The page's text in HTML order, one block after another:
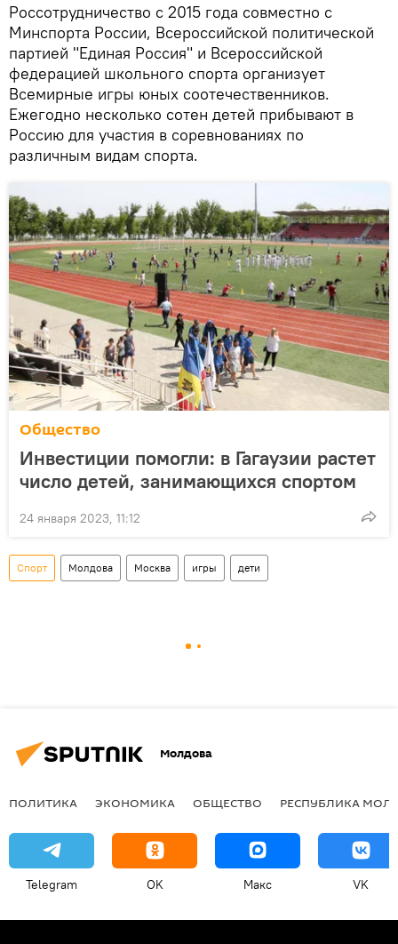
Россотрудничество с 2015 года совместно с
Минспорта России, Всероссийской политической
партией "Единая Россия" и Всероссийской
федерацией школьного спорта организует
Всемирные игры юных соотечественников.
Ежегодно несколько сотен детей прибывают в
Россию для участия в соревнованиях по
различным видам спорта.
Общество
Инвестиции помогли: в Гагаузии растет
число детей, занимающихся спортом
24 января 2023, 11:12
Спорт Молдова Москва игры дети
Молдова
ПОЛИТИКА ЭКОНОМИКА ОБЩЕСТВО РЕСПУБЛИКА
Telegram OK Макс VK